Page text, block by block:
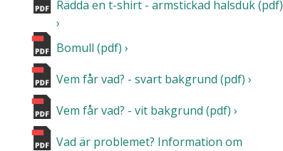
Rädda en t-shirt - armstickad halsduk (pdf)
Bomull (pdf)
Vem får vad? - svart bakgrund (pdf)
Vem får vad? - vit bakgrund (pdf)
Vad är problemet? Information om